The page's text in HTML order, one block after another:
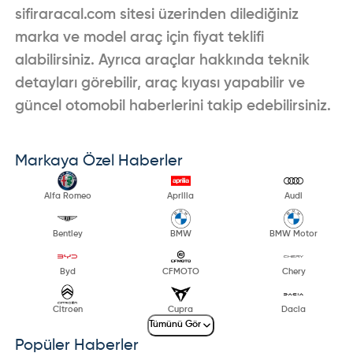
sifiraracal.com sitesi üzerinden dilediğiniz
marka ve model araç için fiyat teklifi
alabilirsiniz. Ayrıca araçlar hakkında teknik
detayları görebilir, araç kıyası yapabilir ve
güncel otomobil haberlerini takip edebilirsiniz.
Markaya Özel Haberler
Alfa Romeo Aprilia Audi
Bentley BMW BMW Motor
Byd CFMOTO Chery
Citroen Cupra Dacia
Tümünü Gör
Popüler Haberler